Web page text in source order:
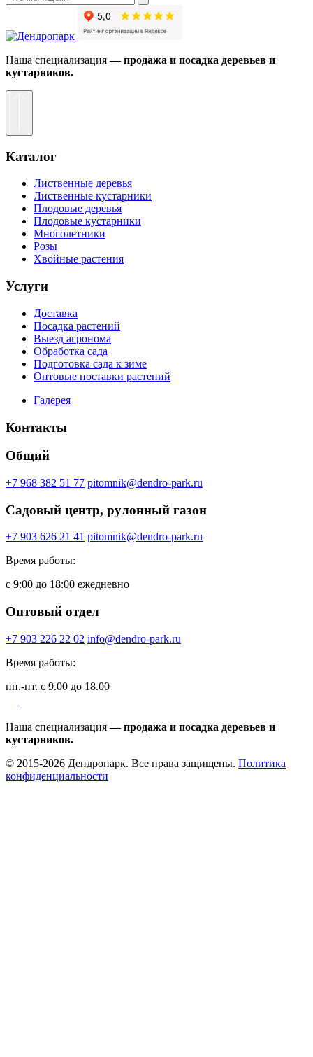
Наша специализация— продажа и посадка деревьев и
кустарников.
Каталог
Лиственные деревья
Лиственные кустарники
Плодовые деревья
Плодовые кустарники
Многолетники
Розы
Хвойные растения
Услуги
Доставка
Посадка растений
Выезд агронома
Обработка сада
Подготовка сада к зиме
Оптовые поставки растений
Галерея
Контакты
Общий
+7 968 382 51 77 pitomnik@dendro-park.ru
Садовый центр, рулонный газон
+7 903 626 21 41 pitomnik@dendro-park.ru
Время работы:
с 9:00 до 18:00 ежедневно
Оптовый отдел
+7 903 226 22 02 info@dendro-park.ru
Время работы:
пн.-пт. с 9.00 до 18.00
Наша специализация— продажа и посадка деревьев и
кустарников.
© 2015-2026 Дендропарк. Все права защищены. Политика
конфиденциальности